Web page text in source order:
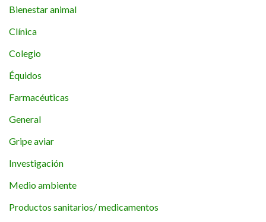
Bienestar animal
Clínica
Colegio
Équidos
Farmacéuticas
General
Gripe aviar
Investigación
Medio ambiente
Productos sanitarios/ medicamentos